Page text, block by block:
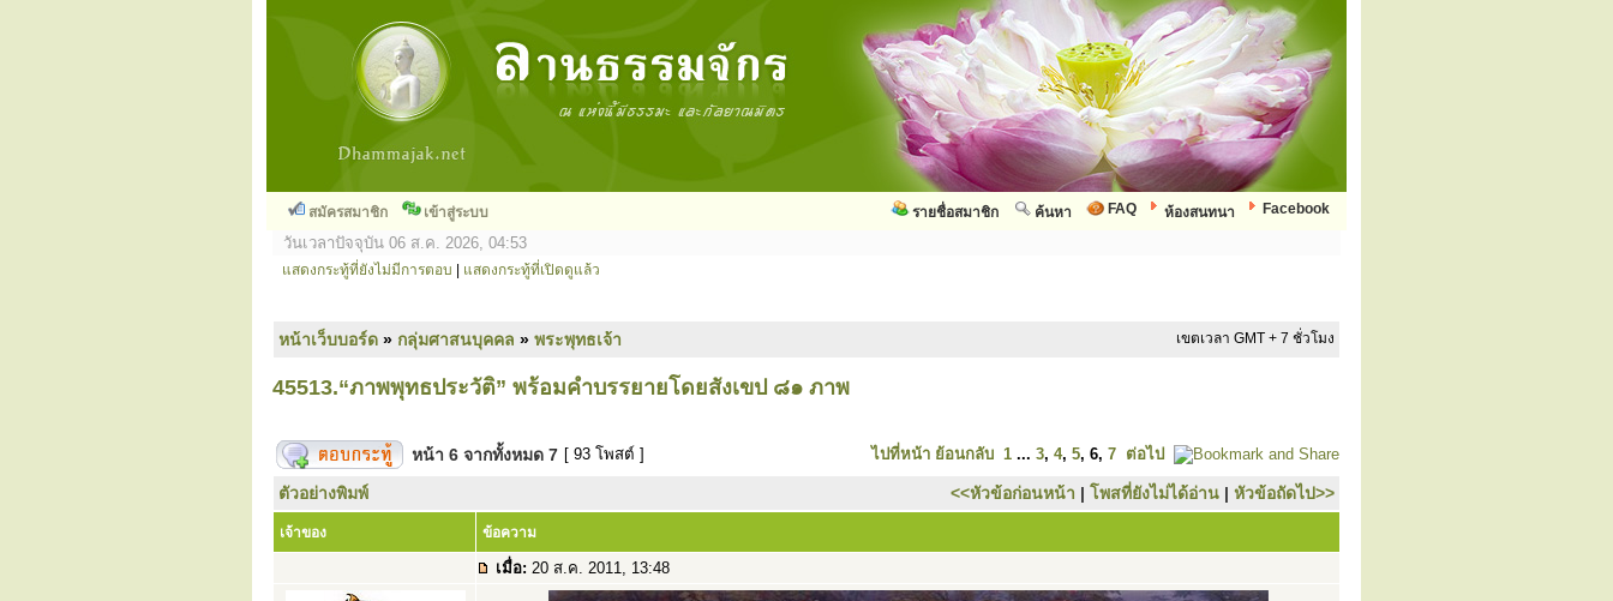
สมัครสมาชิก เข้าสู่ระบบ Facebook
ห้องสนทนา
FAQ
ค้นหา
รายชื่อสมาชิก
วันเวลาปัจจุบัน 06 ส.ค. 2026, 04:53
แสดงกระทู้ที่ยังไม่มีการตอบ แสดงกระทู้ที่เปิดดูแล้ว
หน้าเว็บบอร์ด » กลุ่มศาสนบุคคล » พระพุทธเจ้า เขตเวลา GMT + 7 ชั่วโมง
45513.“ภาพพุทธประวัติ” พร้อมคำบรรยายโดยสังเขป ๘๑ ภาพ
หน้า 6 จากทั้งหมด 7 [ 93 โพสต์ ] ไปที่หน้า ย้อนกลับ 1 ... 3, 4, 5, 6, 7 ต่อไป
ตัวอย่างพิมพ์ <<หัวข้อก่อนหน้า | โพสที่ยังไม่ได้อ่าน | หัวข้อถัดไป>>
เจ้าของ ข้อความ
เมื่อ: 20 ส.ค. 2011, 13:48